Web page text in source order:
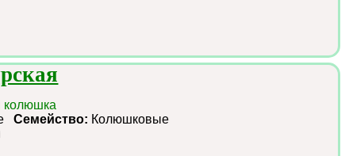
колюшка
Семейство: Колюшковые